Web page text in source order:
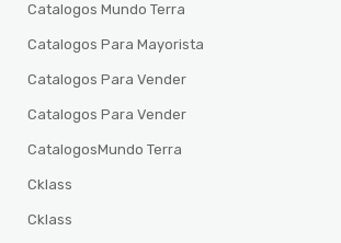
Catalogos Mundo Terra
Catalogos Para Mayorista
Catalogos Para Vender
Catalogos Para Vender
CatalogosMundo Terra
Cklass
Cklass